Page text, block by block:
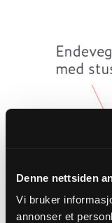
Denne nettsiden
Vi bruker
annonser et